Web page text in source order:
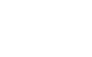
R03 - TEMNO